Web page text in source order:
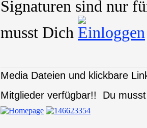
Signaturen sind nur
musst Dich
Media Dateien und klickbare
Mitglieder verfügbar!! Du